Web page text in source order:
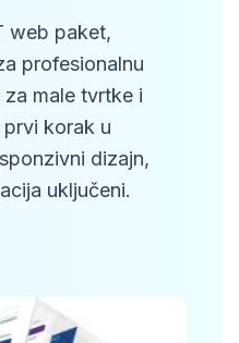
web paket,
profesionalnu
male tvrtke i
korak u
dizajn,
uključeni.